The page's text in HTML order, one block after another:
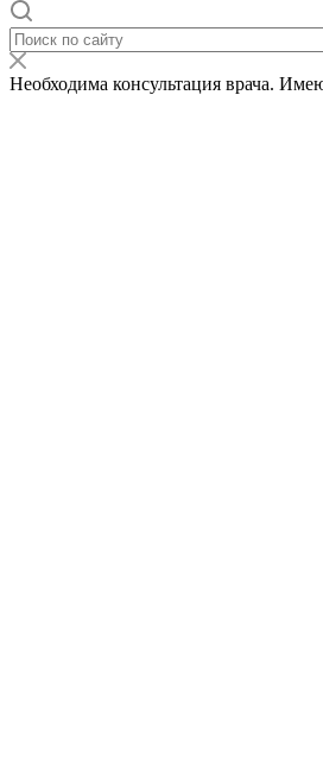
Необходима консультация врача.